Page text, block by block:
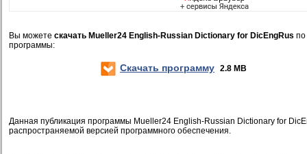
Вы можете скачать Mueller24 English-Russian Dictionary for DicEngRus по
программы:
Скачать программу 2.8 MB
Данная публикация программы Mueller24 English-Russian Dictionary for
распространяемой версией программного обеспечения.